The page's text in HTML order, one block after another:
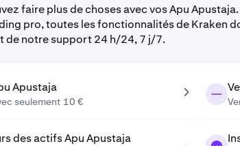
faire plus de choses avec vos Apu
pro, toutes les fonctionnalités de Kraken
de notre support 24 h/24, 7 j/7.
Apustaja
seulement 10 €
des actifs Apu Apustaja